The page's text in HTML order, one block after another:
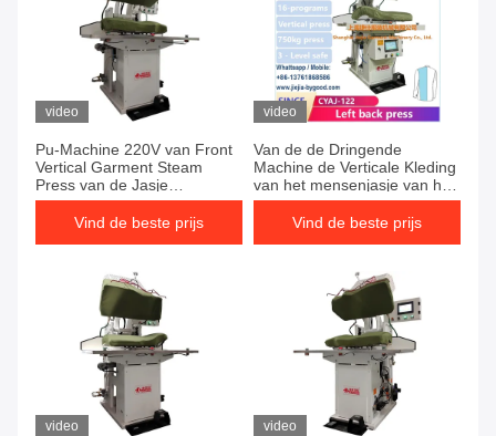
video
Pu-Machine 220V van Front
Vertical Garment Steam
Press van de Jasje
Dringende Machine de
VerlatenVind de beste prijs
video
Van de de Dringende
Machine de Verticale Kleding
van het mensenjasje van het
het Kostuumkledingstuk
Machine van de de
Vind de beste prijs
video video